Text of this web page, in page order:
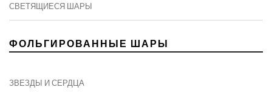
СВЕТЯЩИЕСЯ ШАРЫ
ФОЛЬГИРОВАННЫЕ ШАРЫ
ЗВЕЗДЫ И СЕРДЦА